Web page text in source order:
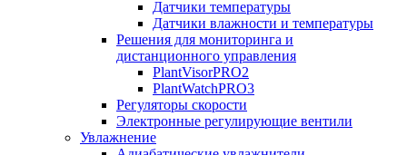
Датчики температуры
Датчики влажности и температуры
Решения для мониторинга и
дистанционного управления
PlantVisorPRO2
PlantWatchPRO3
Регуляторы скорости
Электронные регулирующие вентили
Увлажнение